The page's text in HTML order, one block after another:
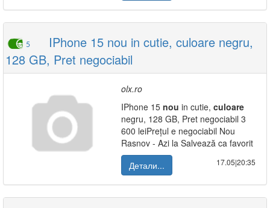
5
IPhone 15 nou in cutie, culoare negru,
128 GB, Pret negociabil
olx.ro
IPhone 15 nou in cutie, culoare
negru, 128 GB, Pret negociabil 3
600 leiPrețul e negociabil Nou
Rasnov - Azi la Salvează ca favorit
Детали...
17.05|20:35